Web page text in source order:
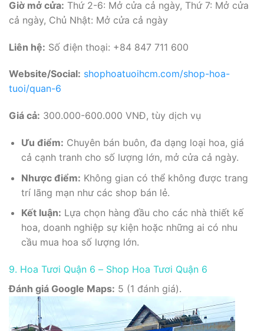
Giờ mở cửa: Thứ 2-6: Mở cửa cả ngày, Thứ 7: Mở cửa
cả ngày, Chủ Nhật: Mở cửa cả ngày
Liên hệ: Số điện thoại: +84 847 711 600
Website/Social: shophoatuoihcm.com/shop-hoa-
tuoi/quan-6
Giá cả: 300.000-600.000 VNĐ, tùy dịch vụ
Ưu điểm: Chuyên bán buôn, đa dạng loại hoa, giá
cả cạnh tranh cho số lượng lớn, mở cửa cả ngày.
Nhược điểm: Không gian có thể không được trang
trí lãng mạn như các shop bán lẻ.
Kết luận: Lựa chọn hàng đầu cho các nhà thiết kế
hoa, doanh nghiệp sự kiện hoặc những ai có nhu
cầu mua hoa số lượng lớn.
9. Hoa Tươi Quận 6 – Shop Hoa Tươi Quận 6
Đánh giá Google Maps: 5 (1 đánh giá).